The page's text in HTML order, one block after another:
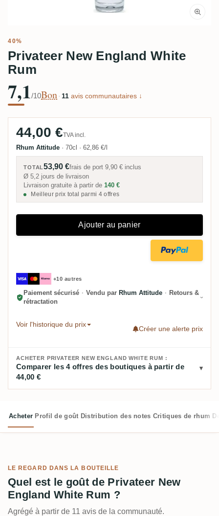
40%
Privateer New England White
Rum
7,1/10Bon · 11 avis communautaires ↓
44,00 €TVA incl.
Rhum Attitude · 70cl · 62,86 €/l
TOTAL53,90 €frais de port9,90 € inclus
Ø 5,2 jours de livraison
Livraison gratuite à partir de 140 €
Meilleur prix total parmi 4 offres
Ajouter au panier
+10 autres
Paiement sécurisé · Vendu par Rhum Attitude · Retours &
rétractation
Voir l'historique du prix
Créer une alerte prix
ACHETER PRIVATEER NEW ENGLAND WHITE RUM :
Comparer les 4 offres des boutiques à partir de
44,00 €
Acheter Profil de goût Distribution des notes Critiques de rhum
LE REGARD DANS LA BOUTEILLE
Quel est le goût de Privateer New
England White Rum ?
Agrégé à partir de 11 avis de la communauté.